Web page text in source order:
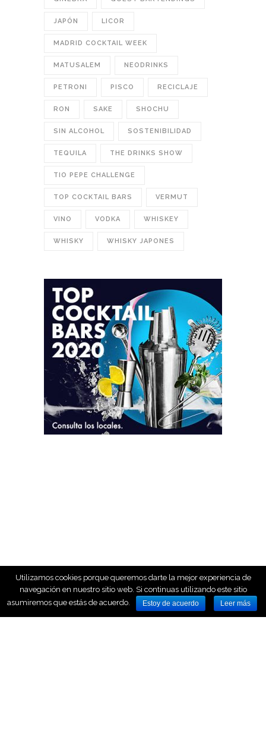
JAPÓN LICOR
MADRID COCKTAIL WEEK
MATUSALEM NEODRINKS
PETRONI PISCO RECICLAJE
RON SAKE SHOCHU
SIN ALCOHOL SOSTENIBILIDAD
TEQUILA THE DRINKS SHOW
TIO PEPE CHALLENGE
TOP COCKTAIL BARS VERMUT
VINO VODKA WHISKEY
WHISKY WHISKY JAPONES
Utilizamos cookies porque queremos darte la mejor experiencia de
navegación en nuestro sitio web. Si continuas utilizando este sitio
asumiremos que estás de acuerdo.
Estoy de acuerdo Leer más